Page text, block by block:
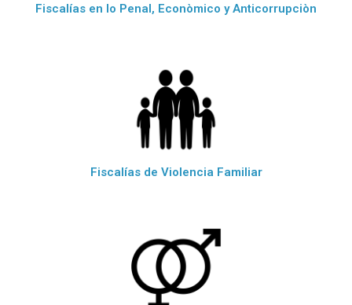
Fiscalías en lo Penal, Econòmico y Anticorrupciòn
Fiscalías de Violencia Familiar